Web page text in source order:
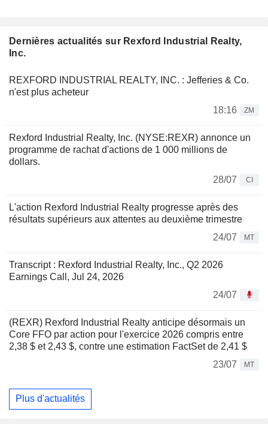
Dernières actualités sur Rexford Industrial Realty,
Inc.
REXFORD INDUSTRIAL REALTY, INC. : Jefferies & Co.
n'est plus acheteur
18:16
ZM
Rexford Industrial Realty, Inc. (NYSE:REXR) annonce un
programme de rachat d'actions de 1 000 millions de
dollars.
28/07
CI
L'action Rexford Industrial Realty progresse après des
résultats supérieurs aux attentes au deuxième trimestre
24/07
MT
Transcript : Rexford Industrial Realty, Inc., Q2 2026
Earnings Call, Jul 24, 2026
24/07
(REXR) Rexford Industrial Realty anticipe désormais un
Core FFO par action pour l'exercice 2026 compris entre
2,38 $ et 2,43 $, contre une estimation FactSet de 2,41 $
23/07
MT
Plus d'actualités